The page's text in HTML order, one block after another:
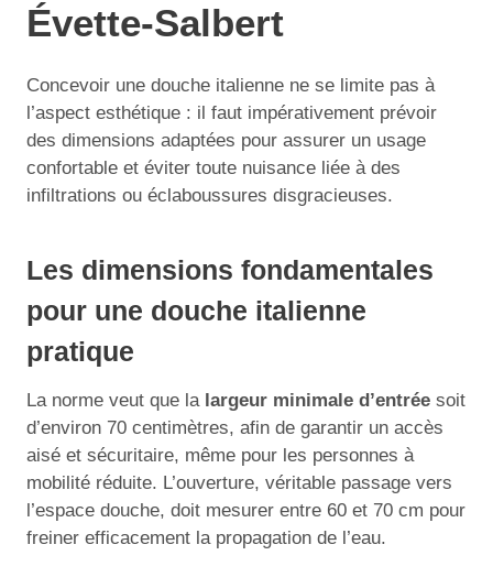
Évette-Salbert
Concevoir une douche italienne ne se limite pas à
l’aspect esthétique : il faut impérativement prévoir
des dimensions adaptées pour assurer un usage
confortable et éviter toute nuisance liée à des
infiltrations ou éclaboussures disgracieuses.
Les dimensions fondamentales
pour une douche italienne
pratique
La norme veut que la largeur minimale d’entrée soit
d’environ 70 centimètres, afin de garantir un accès
aisé et sécuritaire, même pour les personnes à
mobilité réduite. L’ouverture, véritable passage vers
l’espace douche, doit mesurer entre 60 et 70 cm pour
freiner efficacement la propagation de l’eau.